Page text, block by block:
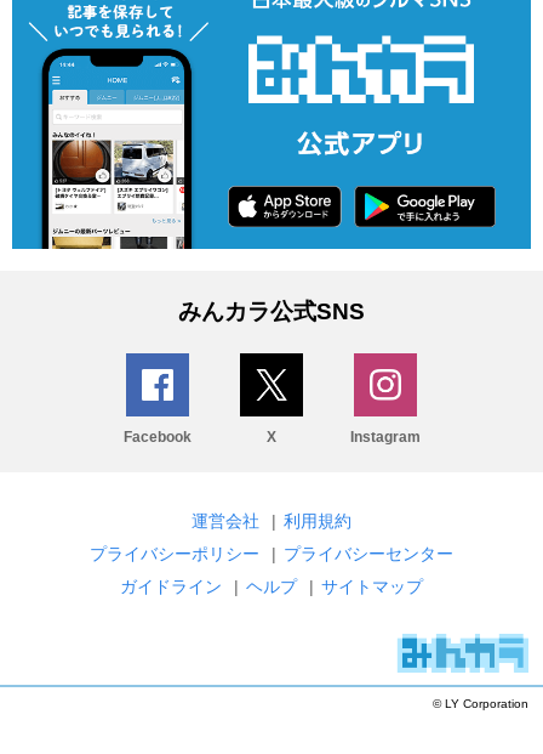
みんカラ公式SNS
Facebook X Instagram
運営会社 | 利用規約
プライバシーポリシー
| プライバシーセンター
ガイドライン
| ヘルプ | サイトマップ
© LY Corporation